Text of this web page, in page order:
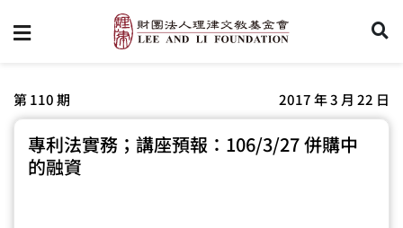
第 110 期 2017 年 3 月 22 日
專利法實務；講座預報：106/3/27 併購中
的融資